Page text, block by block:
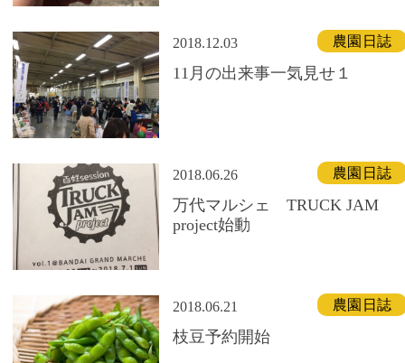
2018.12.03 農園日誌
11月の出来事一気見せ１
2018.06.26 農園日誌
万代マルシェ TRUCK JAM
project始動
2018.06.21 農園日誌
枝豆予約開始